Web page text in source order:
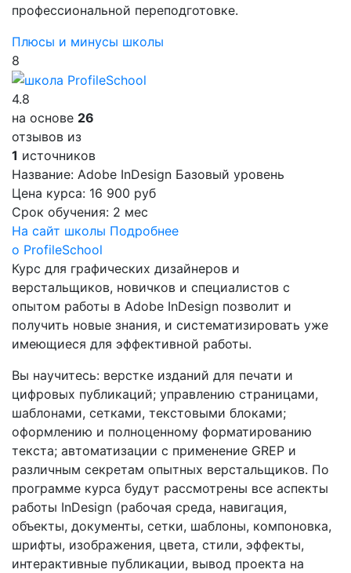
профессиональной переподготовке.
Плюсы и минусы школы
8
4.8
на основе 26
отзывов из
1 источников
Название: Adobe InDesign Базовый уровень
Цена курса: 16 900 руб
Срок обучения: 2 мес
На сайт школы Подробнее
о ProfileSchool
Курс для графических дизайнеров и
верстальщиков, новичков и специалистов с
опытом работы в Adobe InDesign позволит и
получить новые знания, и систематизировать уже
имеющиеся для эффективной работы.
Вы научитесь: верстке изданий для печати и
цифровых публикаций; управлению страницами,
шаблонами, сетками, текстовыми блоками;
оформлению и полноценному форматированию
текста; автоматизации с применение GREP и
различным секретам опытных верстальщиков. По
программе курса будут рассмотрены все аспекты
работы InDesign (рабочая среда, навигация,
объекты, документы, сетки, шаблоны, компоновка,
шрифты, изображения, цвета, стили, эффекты,
интерактивные публикации, вывод проекта на